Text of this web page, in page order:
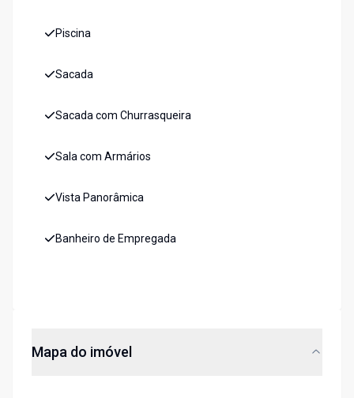
Piscina
Sacada
Sacada com Churrasqueira
Sala com Armários
Vista Panorâmica
Banheiro de Empregada
Mapa do imóvel